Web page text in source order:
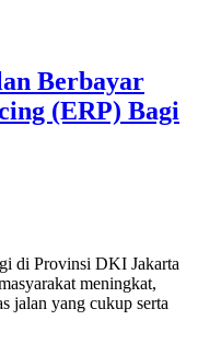
Berbayar
(ERP) Bagi
di Provinsi DKI Jakarta
meningkat,
jalan yang cukup serta